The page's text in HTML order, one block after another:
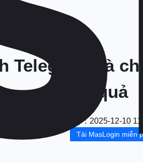
Telegram và
quả
：2025-12-10
Tải MasLogin miễn